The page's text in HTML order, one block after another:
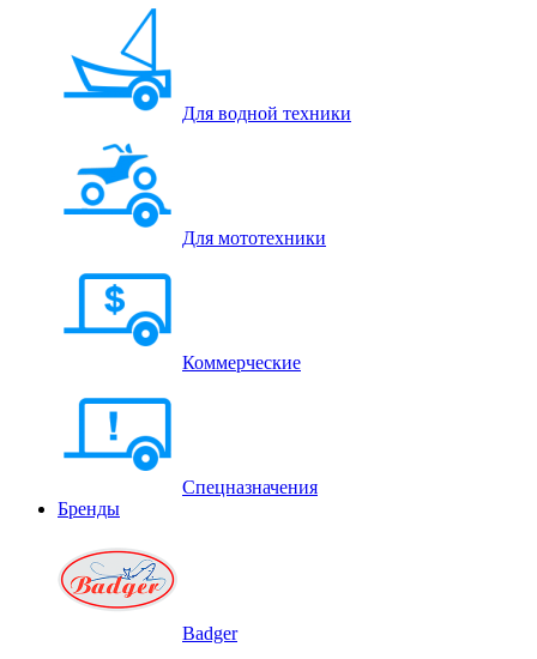
Для водной техники
Для мототехники
Коммерческие
Спецназначения
Бренды
Badger